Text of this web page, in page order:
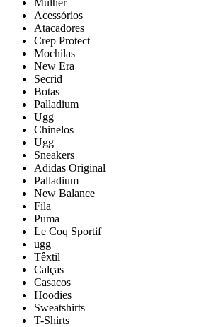
Acessórios
Atacadores
Crep Protect
Mochilas
New Era
Secrid
Botas
Palladium
Ugg
Chinelos
Ugg
Sneakers
Adidas Original
Palladium
New Balance
Fila
Puma
Le Coq Sportif
ugg
Têxtil
Calças
Casacos
Hoodies
Sweatshirts
T-Shirts